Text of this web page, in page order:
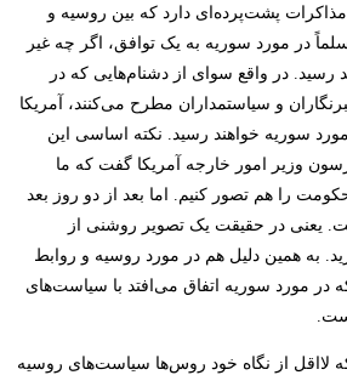
پشت‌پرده‌ای دارد که بین روسیه و
در مورد سوریه به یک توافق، اگر چه غیر
رسید. در واقع سوای از دشنام‌هایی که در
و سیاستمداران مطرح می‌کنند، آمریکا
سوریه خواهند رسید. نکته اساسی این
وزیر امور خارجه آمریکا گفت که ما
را هم تصور کنیم. اما بعد از دو روز بعد
یعنی در حقیقت یک تصویر روشنی از
به همین دلیل هم در مورد روسیه و روابط
در مورد سوریه اتفاق می‌افتد با سیاست‌های
لااقل از نگاه خود روس‌ها سیاست‌های روسیه